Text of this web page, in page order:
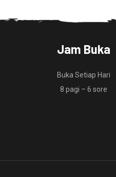
Jam Buka
Buka Setiap Hari
8 pagi – 6 sore